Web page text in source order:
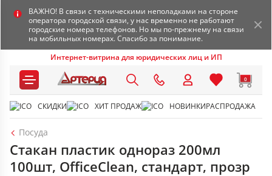
ВАЖНО! В связи с техническими неполадками на стороне
оператора городской связи, у нас временно не работают
городские номера телефонов. Но мы по-прежнему на связи
на мобильных номерах. Спасибо за понимание.
Интернет-витрина для юридических лиц и ИП
0
СКИДКИ ХИТ ПРОДАЖ НОВИНКИРАСПРОДАЖА
Посуда
Стакан пластик однораз 200мл
100шт, OfficeClean, стандарт, прозр